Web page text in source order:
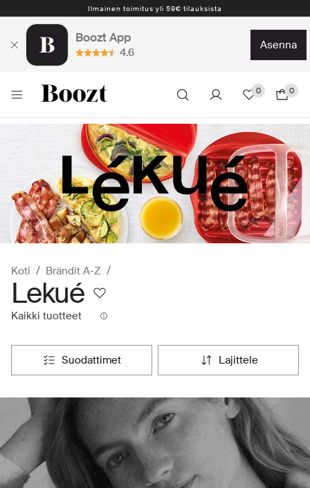
Ilmainen toimitus yli 59€ tilauksista
Boozt App
4.6
asenna
0 0
Koti Brändit A-Z
Lekué
Kaikki tuotteet
suodattimet lajittele